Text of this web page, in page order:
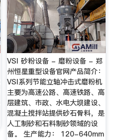
VSI 砂粉设备 - 磨粉设备 - 郑
州恒星重型设备官网产品简介：
VSI系列节能立轴冲击式磨粉机
主要为高速公路、高速铁路、高
层建筑、市政、水电大坝建设、
混凝土搅拌站提供砂石骨料，是
人工制砂和石料制砂领域的设
备。 生产能力： 120-640mm